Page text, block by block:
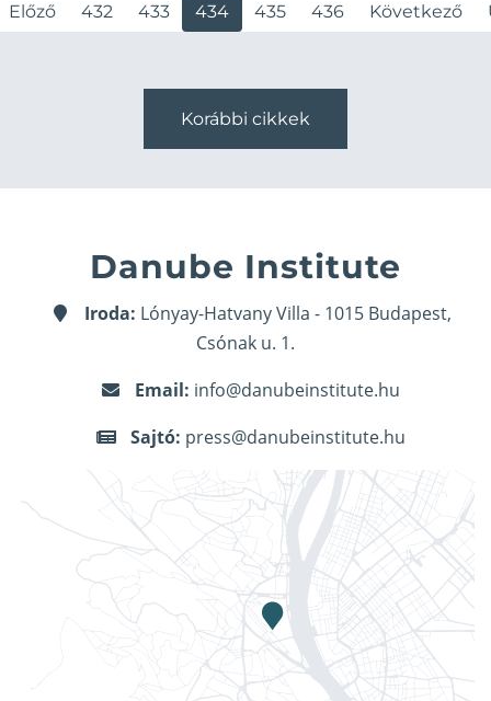
Előző 432 433 434 435 436 Következő
Korábbi cikkek
Danube Institute
Iroda: Lónyay-Hatvany Villa - 1015 Budapest,
Csónak u. 1.
Email: info@danubeinstitute.hu
Sajtó: press@danubeinstitute.hu